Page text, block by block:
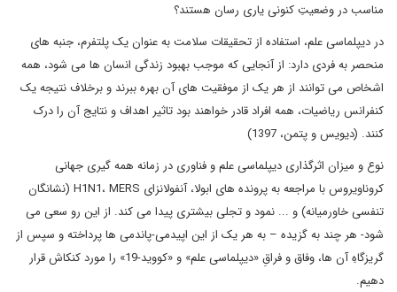
مناسب در وضعیتِ کنونی یاری رسان هستند؟
در دیپلماسی علم، استفاده از تحقیقات سلامت به عنوان یک پلتفرم، جنبه های
منحصر به فردی دارد: از آنجایی که موجب بهبود زندگی انسان ها می شود، همه
اشخاص می توانند از هر یک از موفقیت های آن بهره ببرند و برخلاف نتیجه یک
کنفرانس ریاضیات، همه افراد قادر خواهند بود تاثیر اهداف و نتایج آن را درک
کنند. (دیویس و پتمن، 1397)
نوع و میزان اثرگذاری دیپلماسی علم و فناوری در زمانه همه گیری جهانی
کروناویروس با مراجعه به پرونده های ابولا، آنفولانزای H1N1، MERS (نشانگان
تنفسی خاورمیانه) و ... نمود و تجلی بیشتری پیدا می کند. از این رو سعی می
شود- هر چند به گزیده – به هر یک از این اپیدمی-پاندمی ها پرداخته و سپس از
گریزگاهِ آن ها، وفاق و فراقِ «دیپلماسی علم» و «کووید-19» را مورد کنکاش قرار
دهیم.